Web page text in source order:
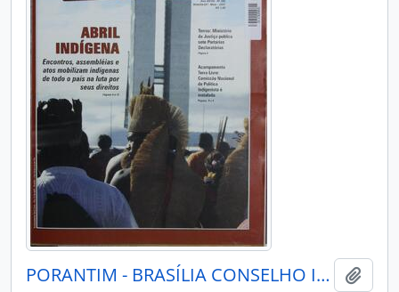
PORANTIM - BRASÍLIA CONSELHO INDIGENISTA MISSIONÁRIO - 2007 - Nº295